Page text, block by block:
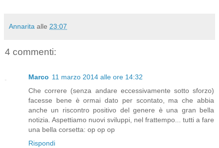
Annarita alle 23:07
4 commenti:
Marco 11 marzo 2014 alle ore 14:32
Che correre (senza andare eccessivamente sotto sforzo)
facesse bene è ormai dato per scontato, ma che abbia
anche un riscontro positivo del genere è una gran bella
notizia. Aspettiamo nuovi sviluppi, nel frattempo... tutti a fare
una bella corsetta: op op op
Rispondi